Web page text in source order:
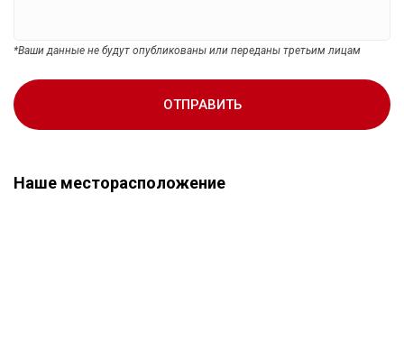
*Ваши данные не будут опубликованы или переданы третьим лицам
ОТПРАВИТЬ
Наше месторасположение